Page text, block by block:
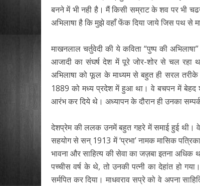
बनने में भी नही है। मैं किसी सम्राट के शव पर भी
अभिलाषा है कि मुझे वहाँ फेंक दिया जाये जिस पथ से
माखनलाल चर्तुवेदी की ये कविता “पुष्प की
आजादी का संघर्ष देश में पूरे जोर-शोर से चल रहा
अभिलाषा को फूल के माध्यम से बहुत ही सरल
1889 को मध्य प्रदेश में हुआ था। वे बचपन में बेहद
आरंभ कर दिये थे। अध्यापन के दौरान ही उनका
देशप्रेम की ललक उनमें बहुत गहरे में समाई हुई थी।
सहयोग से सन् 1913 में ‘प्रभा’ नामक मासिक
भावना और साहित्य की सेवा का जज़बा इतना अधिक
पच्चीस वर्ष के थे, तो उनकी पत्नी का देहांत हो
सर्मपित कर दिया। माधवराव सप्रे को वे अपना